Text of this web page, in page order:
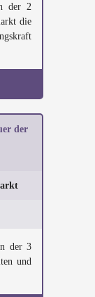
der 2
die
der
der 3
und